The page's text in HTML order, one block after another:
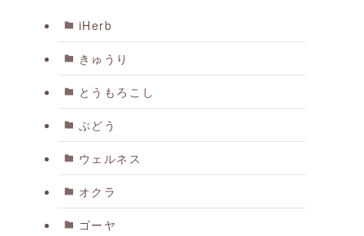
iHerb
きゅうり
とうもろこし
ぶどう
ウェルネス
オクラ
ゴーヤ